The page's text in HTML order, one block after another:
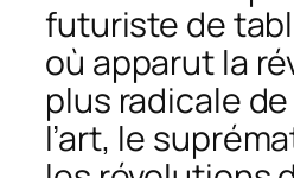
futuriste de
où apparut la
plus radicale
l’art, le